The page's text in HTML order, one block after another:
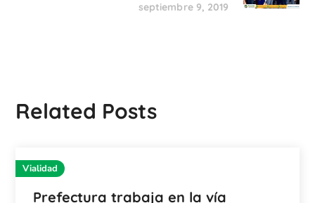
septiembre 9, 2019
Related Posts
Vialidad
Prefectura trabaja en la vía